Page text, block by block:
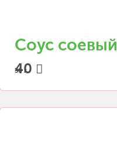
Соус соевый
30 г.
40